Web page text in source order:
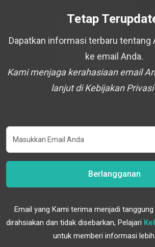
Tetap
Dapatkan informasi terbaru tentang
ke email Anda.
Kami menjaga kerahasiaan email
lanjut di Kebijakan
Berlangganan
Email yang Kami terima menjadi
dirahsiakan dan tidak disebarkan, Pelajari
untuk memberi informasi